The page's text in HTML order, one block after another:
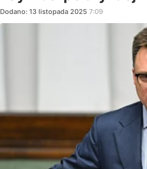
Dodano: 13 listopada 2025 7:09